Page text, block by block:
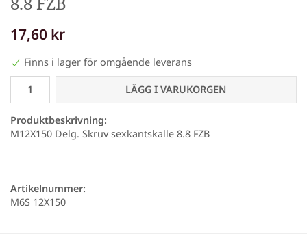
17,60 kr
Finns i lager för omgående leverans
LÄGG I VARUKORGEN
Produktbeskrivning:
M12X150 Delg. Skruv sexkantskalle 8.8 FZB
Artikelnummer:
M6S 12X150